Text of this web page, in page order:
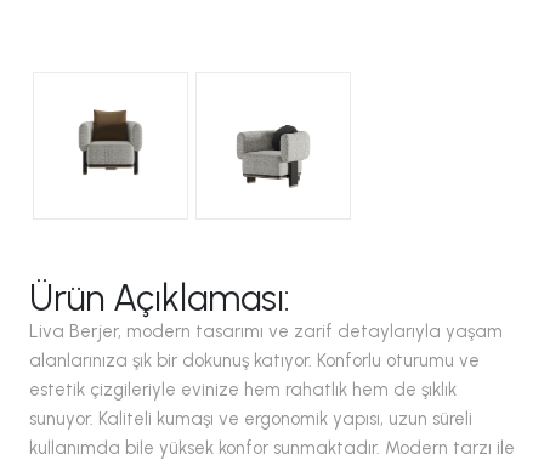
Ürün Açıklaması:
Liva Berjer, modern tasarımı ve zarif detaylarıyla yaşam
alanlarınıza şık bir dokunuş katıyor. Konforlu oturumu ve
estetik çizgileriyle evinize hem rahatlık hem de şıklık
sunuyor. Kaliteli kumaşı ve ergonomik yapısı, uzun süreli
kullanımda bile yüksek konfor sunmaktadır. Modern tarzı ile